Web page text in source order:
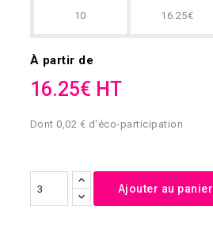
10 16.25€
À partir de
16.25€ HT
Dont 0,02 € d'éco-participation
Ajouter au panier